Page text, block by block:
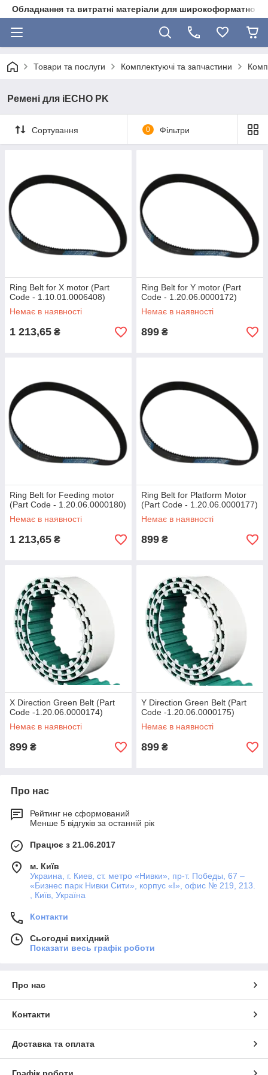
Обладнання та витратні матеріали для широкоформатного
Товари та послуги Комплектуючі та запчастини
Ремені для iECHO PK
Сортування 0 Фільтри
Ring Belt for X motor (Part
Code - 1.10.01.0006408)
Немає в наявності
1 213,65 ₴
Ring Belt for Y motor (Part
Code - 1.20.06.0000172)
Немає в наявності
899 ₴
Ring Belt for Feeding motor
(Part Code - 1.20.06.0000180)
Немає в наявності
1 213,65 ₴
Ring Belt for Platform Motor
(Part Code - 1.20.06.0000177)
Немає в наявності
899 ₴
X Direction Green Belt (Part
Code -1.20.06.0000174)
Немає в наявності
899 ₴
Y Direction Green Belt (Part
Code -1.20.06.0000175)
Немає в наявності
899 ₴
Про нас
Рейтинг не сформований
Менше 5 відгуків за останній рік
Працює з 21.06.2017
м. Київ
Украина, г. Киев, ст. метро «Нивки», пр-т. Победы, 67 –
«Бизнес парк Нивки Сити», корпус «I», офис № 219, 213.
, Київ, Україна
Контакти
Сьогодні вихідний
Показати весь графік роботи
Про нас
Контакти
Доставка та оплата